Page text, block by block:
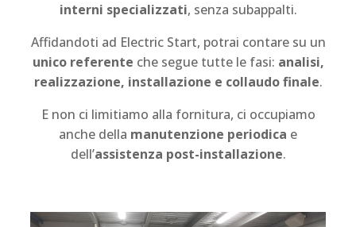
interni specializzati, senza subappalti.
Affidandoti ad Electric Start, potrai contare su un
unico referente che segue tutte le fasi: analisi,
realizzazione, installazione e collaudo finale.
E non ci limitiamo alla fornitura, ci occupiamo
anche della manutenzione periodica e
dell’assistenza post-installazione.